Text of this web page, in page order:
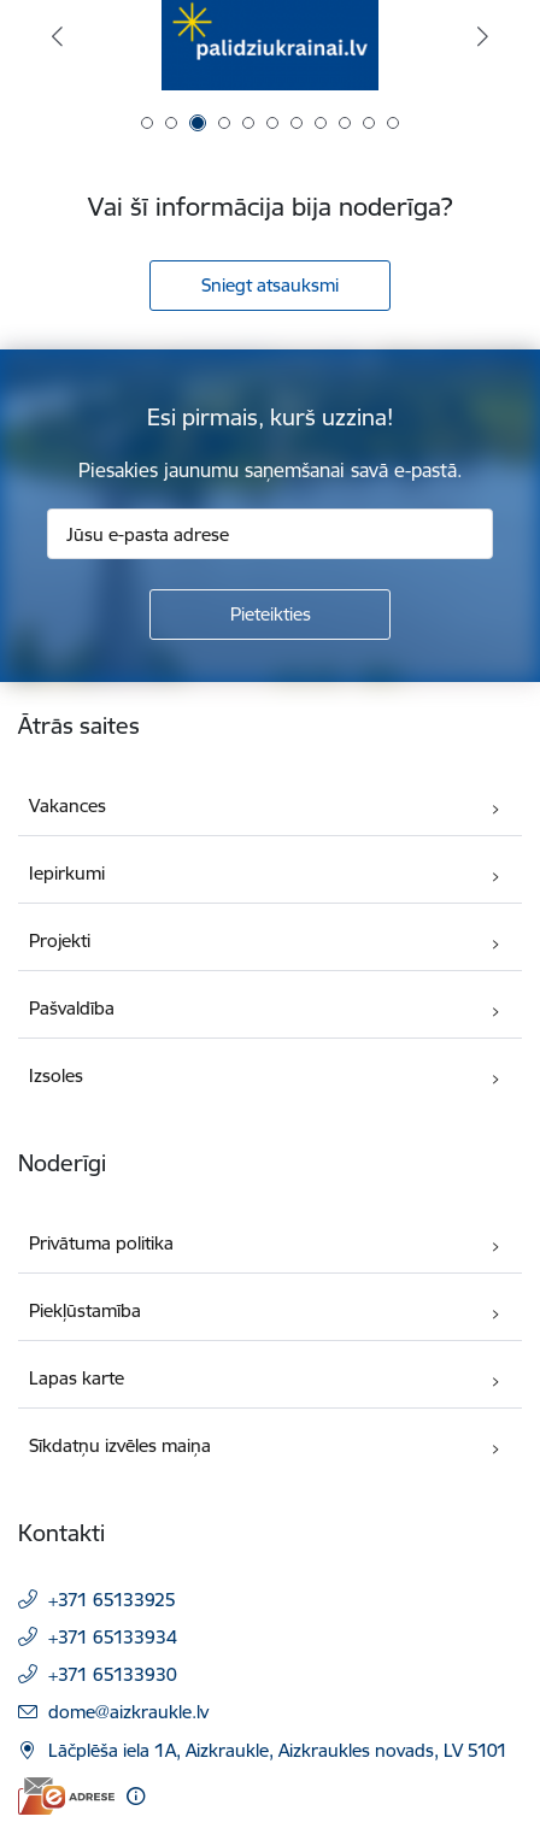
Vai šī informācija bija noderīga?
Sniegt atsauksmi
Esi pirmais, kurš uzzina!
Piesakies jaunumu saņemšanai savā e-pastā.
Kājene
Ātrās saites
Vakances
Iepirkumi
Projekti
Pašvaldība
Izsoles
Noderīgi
Privātuma politika
Piekļūstamība
Lapas karte
Sīkdatņu izvēles maiņa
Kontakti
+371 65133925
+371 65133934
+371 65133930
E-pasts:
dome@aizkraukle.lv
Lāčplēša iela 1A, Aizkraukle, Aizkraukles novads, LV 5101